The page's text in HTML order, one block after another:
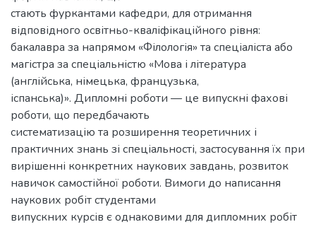
стають фуркантами кафедри, для отримання
відповідного освітньо-кваліфікаційного рівня:
бакалавра за напрямом «Філологія» та спеціаліста або
магістра за спеціальністю «Мова і література
(англійська, німецька, французька,
іспанська)». Дипломні роботи — це випускні фахові
роботи, що передбачають
систематизацію та розширення теоретичних і
практичних знань зі спеціальності, застосування їх при
вирішенні конкретних наукових завдань, розвиток
навичок самостійної роботи. Вимоги до написання
наукових робіт студентами
випускних курсів є однаковими для дипломних робіт